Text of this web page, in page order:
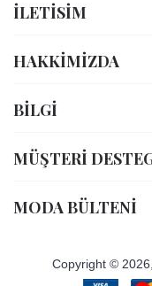
İLETİSİM
HAKKIMIZDA
BİLGİ
MÜŞTERI
MODA BÜLTENI
Copyright ©